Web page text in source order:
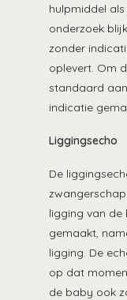
hulpmiddel
onderzoek
zonder
oplevert. Om
standaard
indicatie
Liggingsecho
De
ligging van
gemaakt,
ligging. De
op dat
de baby ook